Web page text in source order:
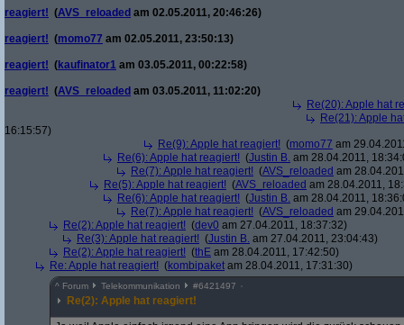
reagiert! (AVS_reloaded am 02.05.2011, 20:46:26)
reagiert! (momo77 am 02.05.2011, 23:50:13)
reagiert! (kaufinator1 am 03.05.2011, 00:22:58)
reagiert! (AVS_reloaded am 03.05.2011, 11:02:20)
Re(20): Apple hat
Re(21): Apple
16:15:57)
Re(9): Apple hat reagiert! (momo77 am
Re(6): Apple hat reagiert! (Justin B. am 28.04.2011,
Re(7): Apple hat reagiert! (AVS_reloaded am
Re(5): Apple hat reagiert! (AVS_reloaded am 28.04.2011,
Re(6): Apple hat reagiert! (Justin B. am 28.04.2011,
Re(7): Apple hat reagiert! (AVS_reloaded am
Re(2): Apple hat reagiert! (dev0 am 27.04.2011, 18:37:32)
Re(3): Apple hat reagiert! (Justin B. am 27.04.2011, 23:04:43)
Re(2): Apple hat reagiert! (thE am 28.04.2011, 17:42:50)
Re: Apple hat reagiert! (kombipaket am 28.04.2011, 17:31:30)
^ Forum Telekommunikation #6421497
Re(2): Apple hat reagiert!